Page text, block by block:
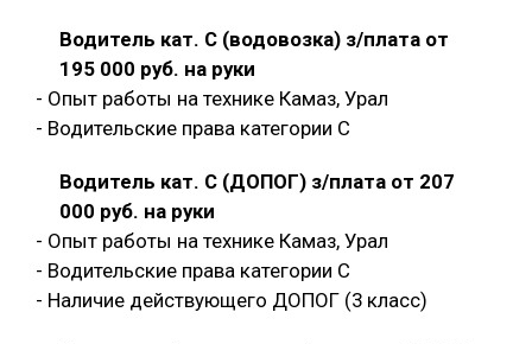
Водитель кат. С (водовозка) з/плата от
195 000 руб. на руки
- Опыт работы на технике Камаз, Урал
- Водительские права категории C
Водитель кат. С (ДОПОГ) з/плата от 207
000 руб. на руки
- Опыт работы на технике Камаз, Урал
- Водительские права категории C
- Наличие действующего ДОПОГ (3 класс)